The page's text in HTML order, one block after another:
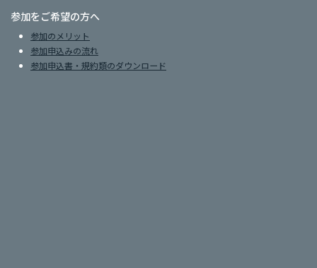
参加をご希望の方へ
参加のメリット
参加申込みの流れ
参加申込書・規約類のダウンロード